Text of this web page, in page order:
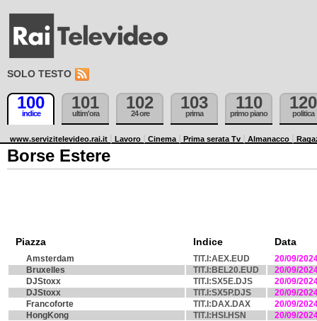
SOLO TESTO
100
indice
101
ultim'ora
102
24 ore
103
prima
110
primo piano
120
politica
www.servizitelevideo.rai.it Lavoro Cinema Prima serata Tv Almanacco
Borse Estere
Piazza Indice Data
Amsterdam TIT.I:AEX.EUD
20/09/
Bruxelles
TIT.I:BEL20.EUD
20/09/
DJStoxx
TIT.I:SX5E.DJS
20/09/
DJStoxx
TIT.I:SX5P.DJS
20/09/
Francoforte
TIT.I:DAX.DAX
20/09/
HongKong
TIT.I:HSI.HSN
20/09/